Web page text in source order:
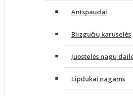
Antspaudai
Blizgučių karuselės
Juostelės nagų
Lipdukai nagams